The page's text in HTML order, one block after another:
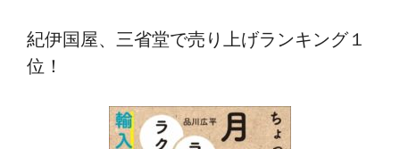
紀伊国屋、三省堂で売り上げランキング１
位！